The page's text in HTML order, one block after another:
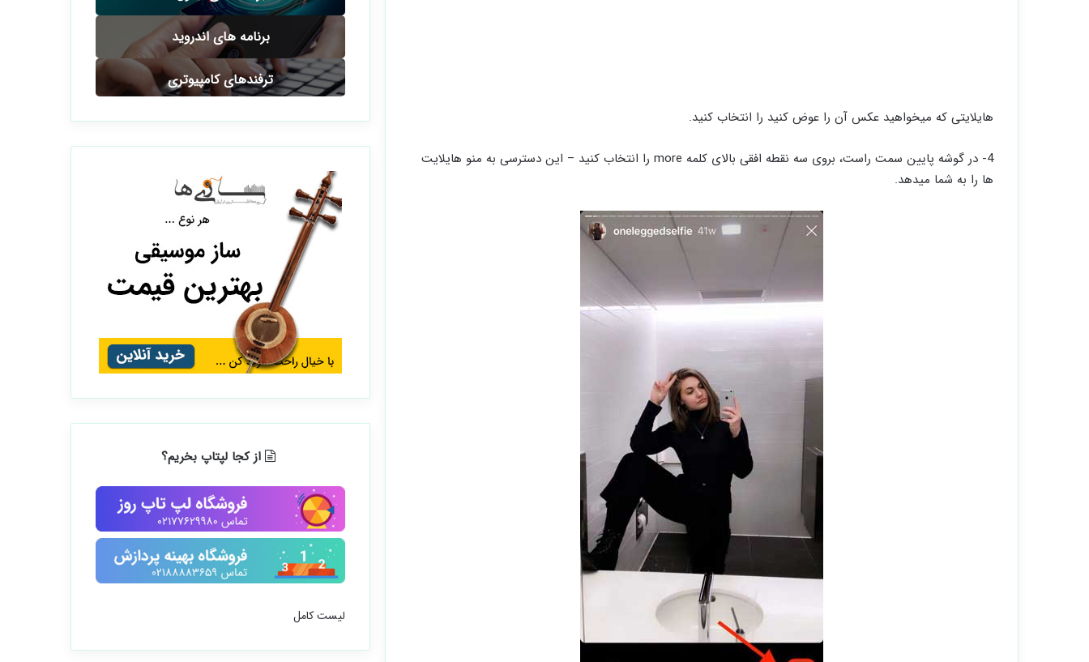
هایلایتی که میخواهید عکس آن را عوض کنید را انتخاب کنید.
4- در گوشه پایین سمت راست، بروی سه نقطه افقی بالای کلمه more را انتخاب کنید – این دسترسی به منو هایلایت
ها را به شما میدهد.
برنامه های اندروید
ترفندهای کامپیوتری
از کجا لپتاپ بخریم؟
لیست کامل